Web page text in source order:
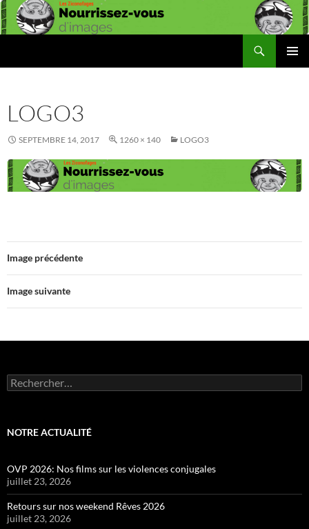
Aller
au
LOGO3
SEPTEMBRE 14, 2017 1260 × 140 LOGO3
Image précédente
Image suivante
Rechercher :
NOTRE ACTUALITÉ
OVP 2026: Nos films sur les violences conjugales
juillet 23, 2026
Retours sur nos weekend Rêves 2026
juillet 23, 2026